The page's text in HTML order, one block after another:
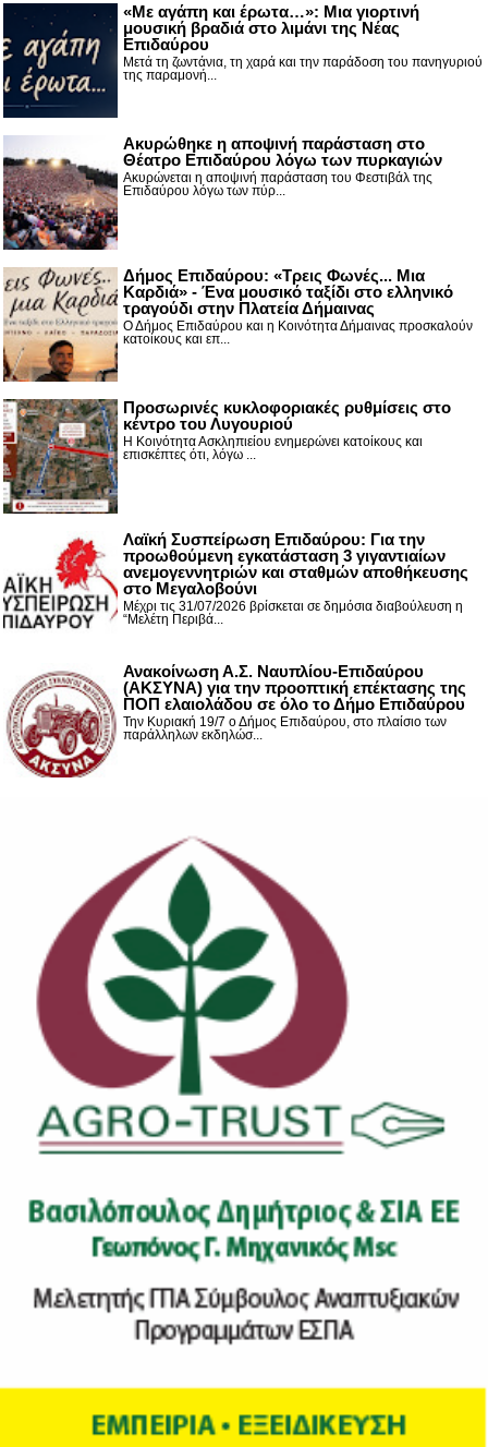
«Με αγάπη και έρωτα…»: Μια γιορτινή
μουσική βραδιά στο λιμάνι της Νέας
Επιδαύρου
Μετά τη ζωντάνια, τη χαρά και την παράδοση του πανηγυριού
της παραμονή...
Ακυρώθηκε η αποψινή παράσταση στο
Θέατρο Επιδαύρου λόγω των πυρκαγιών
Ακυρώνεται η αποψινή παράσταση του Φεστιβάλ της
Επιδαύρου λόγω των πύρ...
Δήμος Επιδαύρου: «Τρεις Φωνές... Μια
Καρδιά» - Ένα μουσικό ταξίδι στο ελληνικό
τραγούδι στην Πλατεία Δήμαινας
Ο Δήμος Επιδαύρου και η Κοινότητα Δήμαινας προσκαλούν
κατοίκους και επ...
Προσωρινές κυκλοφοριακές ρυθμίσεις στο
κέντρο του Λυγουριού
Η Κοινότητα Ασκληπιείου ενημερώνει κατοίκους και
επισκέπτες ότι, λόγω ...
Λαϊκή Συσπείρωση Επιδαύρου: Για την
προωθούμενη εγκατάσταση 3 γιγαντιαίων
ανεμογεννητριών και σταθμών αποθήκευσης
στο Μεγαλοβούνι
Μέχρι τις 31/07/2026 βρίσκεται σε δημόσια διαβούλευση η
“Μελέτη Περιβά...
Ανακοίνωση Α.Σ. Ναυπλίου-Επιδαύρου
(ΑΚΣΥΝΑ) για την προοπτική επέκτασης της
ΠΟΠ ελαιολάδου σε όλο το Δήμο Επιδαύρου
Την Κυριακή 19/7 ο Δήμος Επιδαύρου, στο πλαίσιο των
παράλληλων εκδηλώσ...